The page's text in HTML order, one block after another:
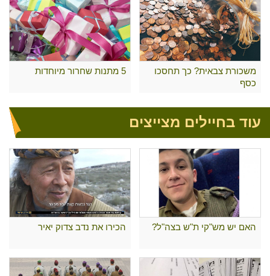
משכורת צבאית? כך תחסכו
כסף
5 מתנות שחרור מיוחדות
עוד בחיילים מצייצים
האם יש מש"קי ת"ש בצה"ל? הכירו את נדב צדוק יאיר